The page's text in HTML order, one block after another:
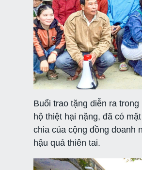
Buổi trao tặng diễn ra
hộ thiệt hại nặng, đã có
chia của cộng đồng doanh
hậu quả thiên tai.